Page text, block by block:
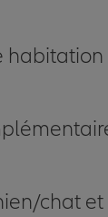
habitation
chat